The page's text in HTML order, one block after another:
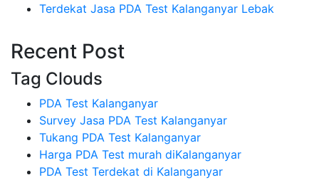
Terdekat Jasa PDA Test Kalanganyar Lebak
Recent Post
Tag Clouds
PDA Test Kalanganyar
Survey Jasa PDA Test Kalanganyar
Tukang PDA Test Kalanganyar
Harga PDA Test murah diKalanganyar
PDA Test Terdekat di Kalanganyar